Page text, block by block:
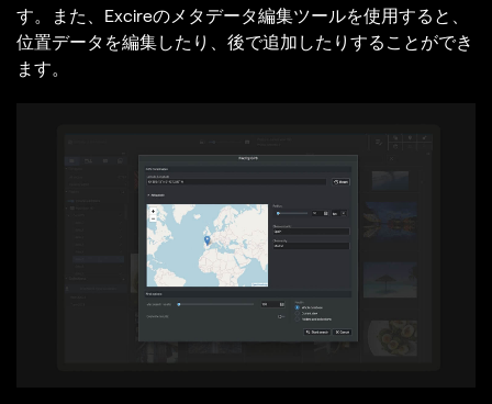
す。また、Excireのメタデータ編集ツールを使用すると、
位置データを編集したり、後で追加したりすることができ
ます。